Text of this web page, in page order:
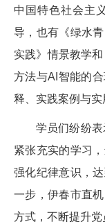
中国特色社会主
导，也有《绿水
实践》情景教学
方法与AI智能的
释、实践案例与实
学员们纷纷表
紧张充实的学习
强化纪律意识，
一步，伊春市直
方式，不断提升党